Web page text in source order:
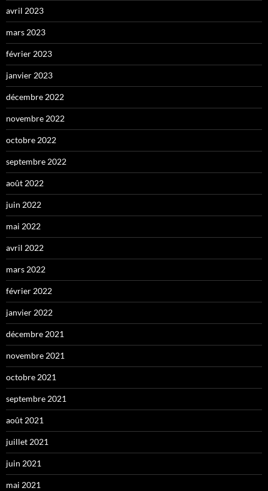
avril 2023
mars 2023
février 2023
janvier 2023
décembre 2022
novembre 2022
octobre 2022
septembre 2022
août 2022
juin 2022
mai 2022
avril 2022
mars 2022
février 2022
janvier 2022
décembre 2021
novembre 2021
octobre 2021
septembre 2021
août 2021
juillet 2021
juin 2021
mai 2021